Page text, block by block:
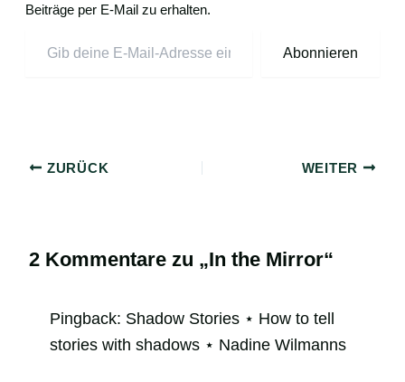
Beiträge per E-Mail zu erhalten.
Abonnieren
ZURÜCK WEITER
2 Kommentare zu „In the Mirror“
Pingback: Shadow Stories ⋆ How to tell
stories with shadows ⋆ Nadine Wilmanns